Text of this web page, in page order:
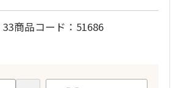
33商品コード
51686